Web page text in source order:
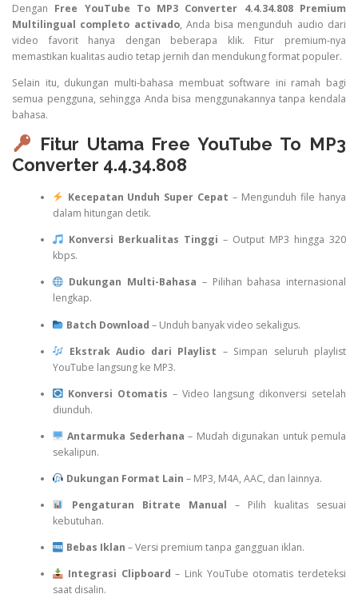
Dengan Free YouTube To MP3 Converter 4.4.34.808 Premium
Multilingual completo activado, Anda bisa mengunduh audio dari
video favorit hanya dengan beberapa klik. Fitur premium-nya
memastikan kualitas audio tetap jernih dan mendukung format populer.
Selain itu, dukungan multi-bahasa membuat software ini ramah bagi
semua pengguna, sehingga Anda bisa menggunakannya tanpa kendala
bahasa.
Fitur Utama Free YouTube To MP3
Converter 4.4.34.808
Kecepatan Unduh Super Cepat – Mengunduh file hanya
dalam hitungan detik.
Konversi Berkualitas Tinggi – Output MP3 hingga 320
kbps.
Dukungan Multi-Bahasa – Pilihan bahasa internasional
lengkap.
Batch Download – Unduh banyak video sekaligus.
Ekstrak Audio dari Playlist – Simpan seluruh playlist
YouTube langsung ke MP3.
Konversi Otomatis – Video langsung dikonversi setelah
diunduh.
Antarmuka Sederhana – Mudah digunakan untuk pemula
sekalipun.
Dukungan Format Lain – MP3, M4A, AAC, dan lainnya.
Pengaturan Bitrate Manual – Pilih kualitas sesuai
kebutuhan.
Bebas Iklan – Versi premium tanpa gangguan iklan.
Integrasi Clipboard – Link YouTube otomatis terdeteksi
saat disalin.